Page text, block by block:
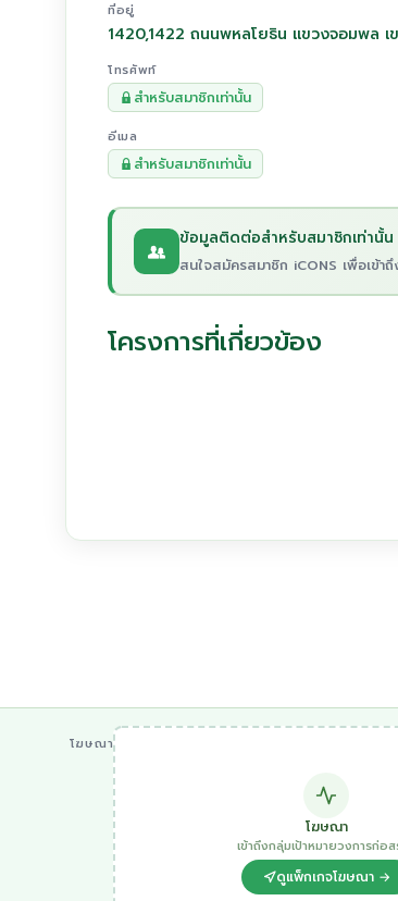
ที่อยู่
1420,1422 ถนนพหลโยธิน แขวงจอมพล
โทรศัพท์
สำหรับสมาชิกเท่านั้น
อีเมล
สำหรับสมาชิกเท่านั้น
ข้อมูลติดต่อสำหรับสมาชิกเท่านั้น
สนใจสมัครสมาชิก iCONS เพื่อเข้า
โครงการที่เกี่ยวข้อง
โฆษณา
โฆษณา
เข้าถึงกลุ่มเป้าหมายวงการก่อส
ดูแพ็กเกจโฆษณา →